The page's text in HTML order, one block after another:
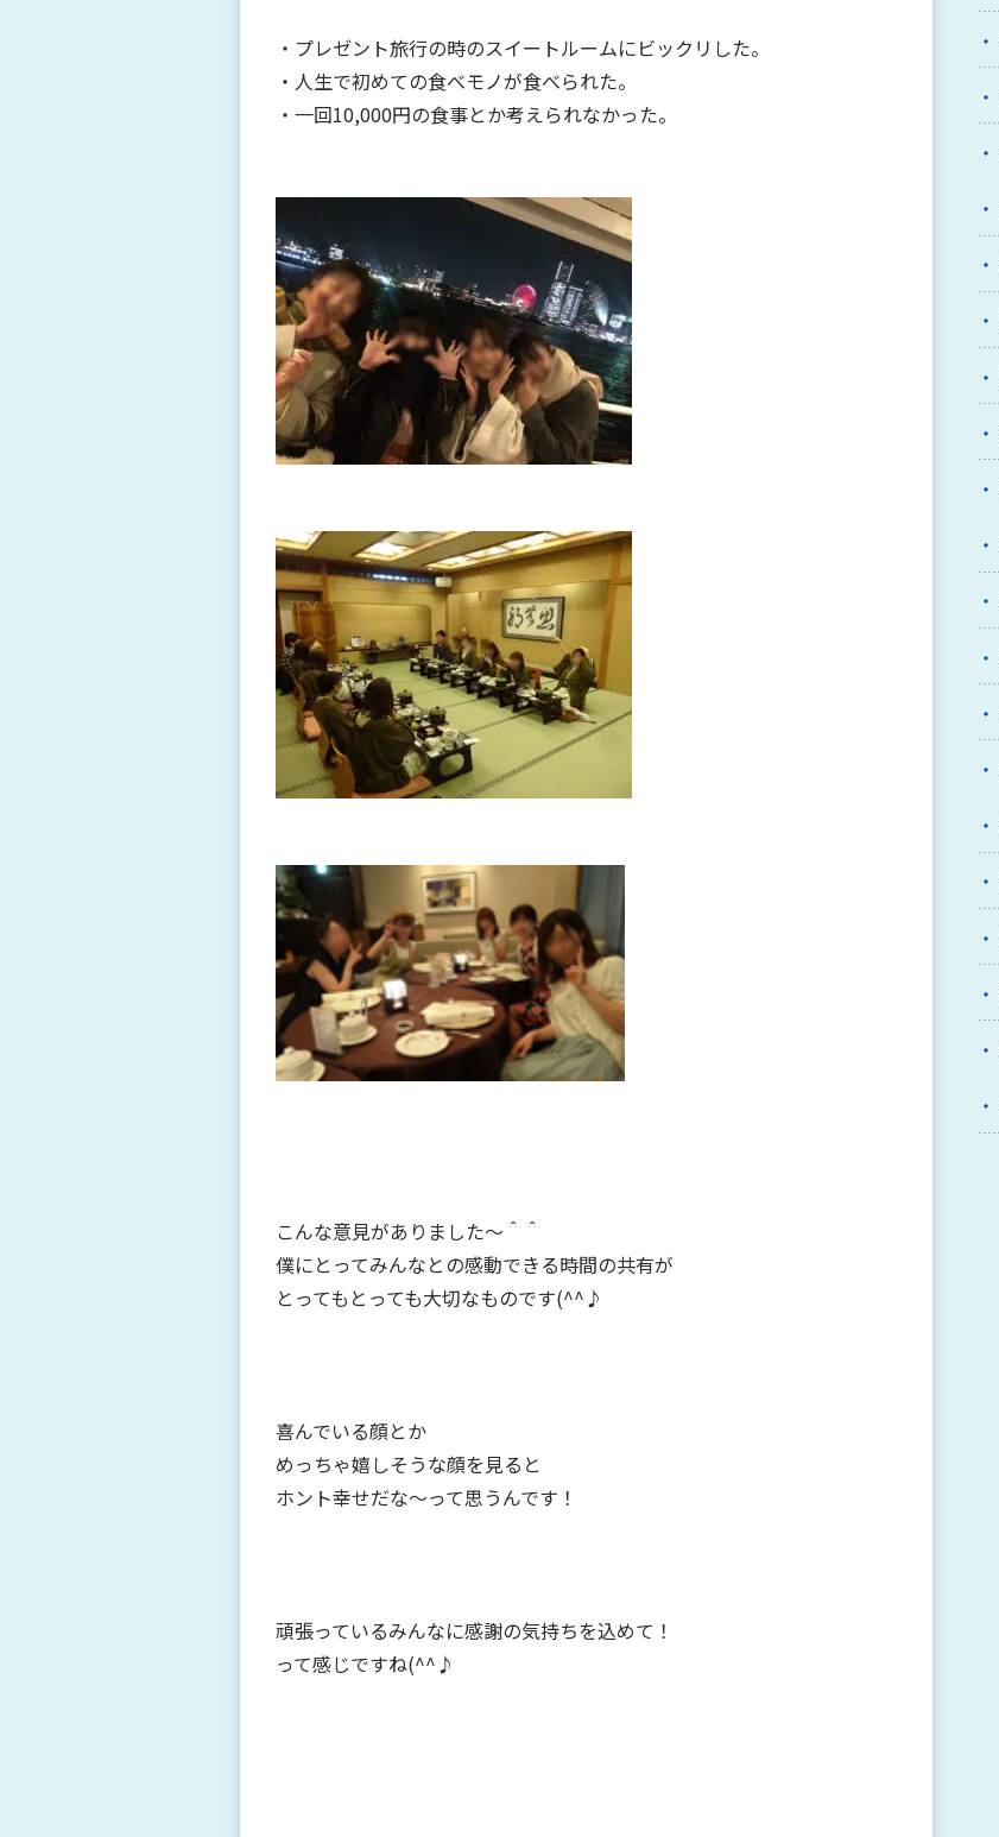
・プレゼント旅行の時のスイートルームにビックリした。
・人生で初めての食べモノが食べられた。
・一回10,000円の食事とか考えられなかった。
こんな意見がありました～＾＾
僕にとってみんなとの感動できる時間の共有が
とってもとっても大切なものです(^^♪
喜んでいる顔とか
めっちゃ嬉しそうな顔を見ると
ホント幸せだな～って思うんです！
頑張っているみんなに感謝の気持ちを込めて！
って感じですね(^^♪